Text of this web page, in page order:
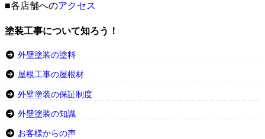
■各店舗へのアクセス
塗装工事について知ろう！
外壁塗装の塗料
屋根工事の屋根材
外壁塗装の保証制度
外壁塗装の知識
お客様からの声